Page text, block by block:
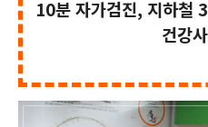
10분 자가검진, 지하철
건강